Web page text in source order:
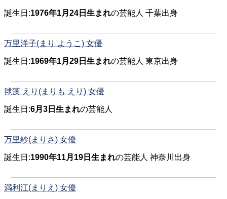
誕生日:1976年1月24日生まれの芸能人 千葉出身
万里洋子(まり ようこ) 女優
誕生日:1969年1月29日生まれの芸能人 東京出身
毬藻 えり(まりも えり) 女優
誕生日:6月3日生まれの芸能人
万里紗(まりさ) 女優
誕生日:1990年11月19日生まれの芸能人 神奈川出身
満利江(まりえ) 女優